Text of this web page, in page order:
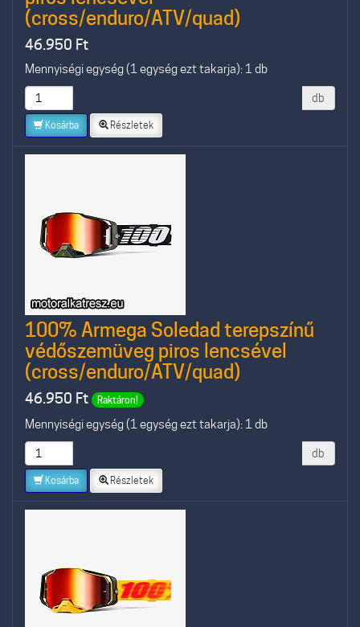
(cross/enduro/ATV/quad)
46.950 Ft
Mennyiségi egység (1 egység ezt takarja): 1 db
db
Kosárba Részletek
100% Armega Soledad terepszínű
védőszemüveg piros lencsével
(cross/enduro/ATV/quad)
46.950 Ft Raktáron!
Mennyiségi egység (1 egység ezt takarja): 1 db
db
Kosárba Részletek